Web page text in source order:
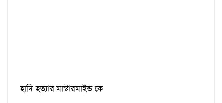
হাদি হত্যার মাস্টারমাইন্ড কে